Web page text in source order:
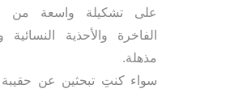
على تشكيلة واسعة من
الفاخرة والأحذية النسائية
مذهلة.